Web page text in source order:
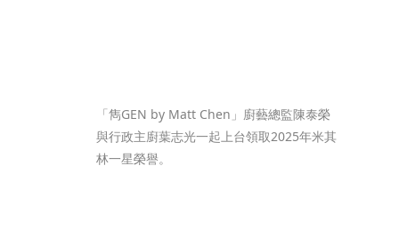
「雋GEN by Matt Chen」廚藝總監陳泰榮
與行政主廚葉志光一起上台領取2025年米其
林一星榮譽。